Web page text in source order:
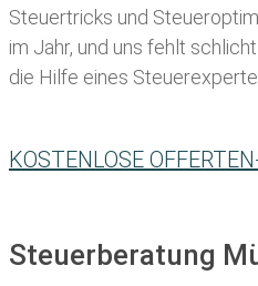
Steuertricks und
im Jahr, und uns fehlt
die Hilfe eines
KOSTENLOSE
Steuerberatung